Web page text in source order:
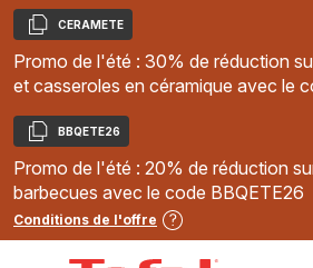
Copier
CERAMETE
Promo de l'été : 30% de réduction
et casseroles en céramique avec le
Copier
BBQETE26
Promo de l'été : 20% de réduction
barbecues avec le code BBQETE26
Conditions de l'offre